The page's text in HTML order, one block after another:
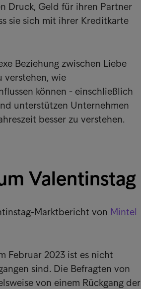
Druck, Geld für ihren Partner
sie sich mit ihrer Kreditkarte
Beziehung zwischen Liebe
verstehen, wie
können - einschließlich
unterstützen Unternehmen
besser zu verstehen.
Valentinstag
Marktbericht von Mintel
Februar 2023 ist es nicht
sind. Die Befragten von
von einem Rückgang der